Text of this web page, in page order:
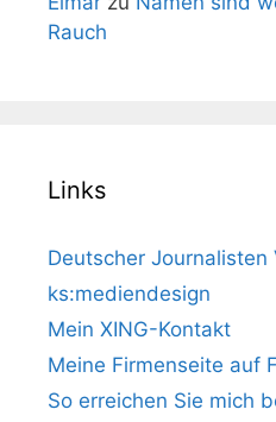
Rauch
Links
Deutscher Journalisten
ks:mediendesign
Mein XING-Kontakt
Meine Firmenseite auf
So erreichen Sie mich